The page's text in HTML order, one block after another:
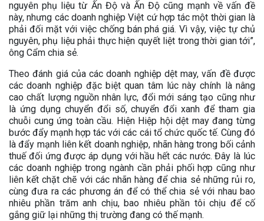
nguyên phụ liệu từ Ấn Độ và Ấn Độ cũng mạnh về vấn đề
này, nhưng các doanh nghiệp Việt cứ hợp tác một thời gian là
phải đối mặt với việc chống bán phá giá. Vì vậy, việc tự chủ
nguyên, phụ liệu phải thực hiện quyết liệt trong thời gian tới”,
ông Cẩm chia sẻ.
Theo đánh giá của các doanh nghiệp dệt may, vấn đề được
các doanh nghiệp đặc biệt quan tâm lúc này chính là nâng
cao chất lượng nguồn nhân lực, đổi mới sáng tạo cũng như
là ứng dụng chuyển đổi số, chuyển đổi xanh để tham gia
chuỗi cung ứng toàn cầu. Hiện Hiệp hội dệt may đang từng
bước đẩy mạnh hợp tác với các cái tổ chức quốc tế. Cùng đó
là đẩy mạnh liên kết doanh nghiệp, nhãn hàng trong bối cảnh
thuế đối ứng được áp dụng với hầu hết các nước. Đây là lúc
các doanh nghiệp trong ngành cần phải phối hợp cũng như
liên kết chặt chẽ với các nhãn hàng để chia sẻ những rủi ro,
cùng đưa ra các phương án để có thể chia sẻ với nhau bao
nhiêu phần trăm anh chịu, bao nhiêu phần tôi chịu để cố
gắng giữ lại những thị trường đang có thế mạnh.